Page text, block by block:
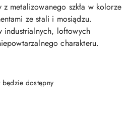
metalizowanego szkła w kolorze
ze stali i mosiądzu.
industrialnych, loftowych
charakteru.
dostępny